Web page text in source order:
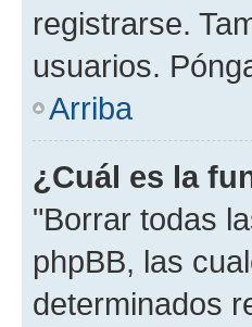
registrarse.
usuarios.
Arriba
¿Cuál es la
"Borrar todas
phpBB, las
determinados